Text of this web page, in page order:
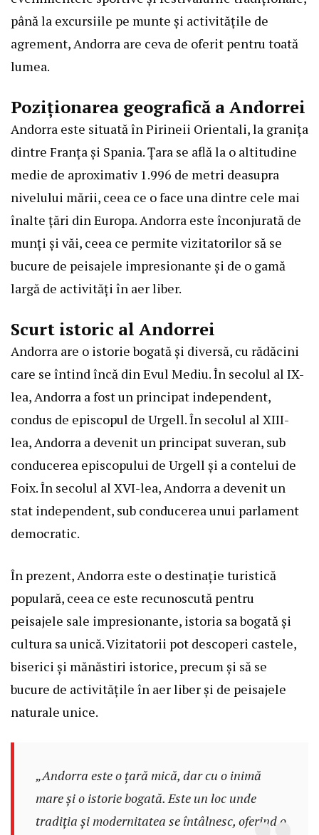
până la excursiile pe munte și activitățile de
agrement, Andorra are ceva de oferit pentru toată
lumea.
Poziționarea geografică a Andorrei
Andorra este situată în Pirineii Orientali, la granița
dintre Franța și Spania. Țara se află la o altitudine
medie de aproximativ 1.996 de metri deasupra
nivelului mării, ceea ce o face una dintre cele mai
înalte țări din Europa. Andorra este înconjurată de
munți și văi, ceea ce permite vizitatorilor să se
bucure de peisajele impresionante și de o gamă
largă de activități în aer liber.
Scurt istoric al Andorrei
Andorra are o istorie bogată și diversă, cu rădăcini
care se întind încă din Evul Mediu. În secolul al IX-
lea, Andorra a fost un principat independent,
condus de episcopul de Urgell. În secolul al XIII-
lea, Andorra a devenit un principat suveran, sub
conducerea episcopului de Urgell și a contelui de
Foix. În secolul al XVI-lea, Andorra a devenit un
stat independent, sub conducerea unui parlament
democratic.
În prezent, Andorra este o destinație turistică
populară, ceea ce este recunoscută pentru
peisajele sale impresionante, istoria sa bogată și
cultura sa unică. Vizitatorii pot descoperi castele,
biserici și mănăstiri istorice, precum și să se
bucure de activitățile în aer liber și de peisajele
naturale unice.
„Andorra este o țară mică, dar cu o inimă
mare și o istorie bogată. Este un loc unde
tradiția și modernitatea se întâlnesc, oferind o